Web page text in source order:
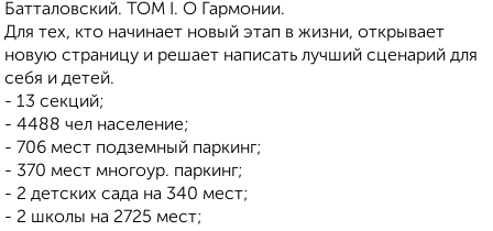
Батталовский. ТОМ I. О Гармонии.
Для тех, кто начинает новый этап в жизни, открывает
новую страницу и решает написать лучший сценарий для
себя и детей.
- 13 секций;
- 4488 чел население;
- 706 мест подземный паркинг;
- 370 мест многоур. паркинг;
- 2 детских сада на 340 мест;
- 2 школы на 2725 мест;